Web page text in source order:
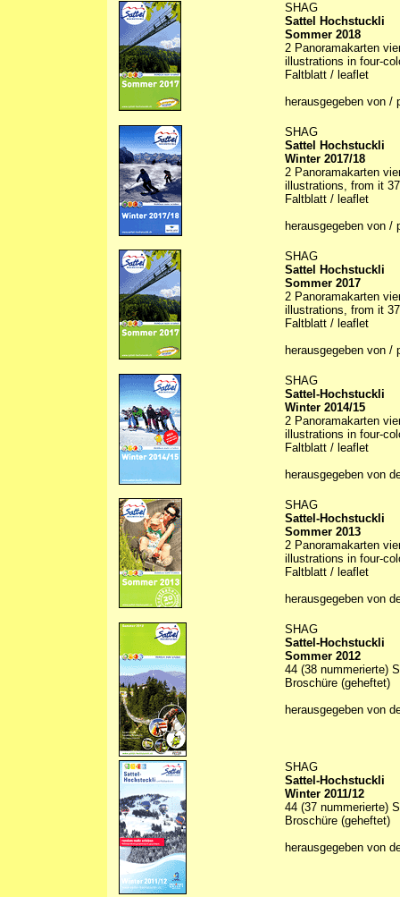
SHAG
Sattel Hochstuckli
Sommer 2018
2 Panoramakarten
illustrations in four-
Faltblatt / leaflet
herausgegeben von /
SHAG
Sattel Hochstuckli
Winter 2017/18
2 Panoramakarten
illustrations, from it
Faltblatt / leaflet
herausgegeben von /
SHAG
Sattel Hochstuckli
Sommer 2017
2 Panoramakarten
illustrations, from it
Faltblatt / leaflet
herausgegeben von /
SHAG
Sattel-Hochstuckli
Winter 2014/15
2 Panoramakarten
illustrations in four-
Faltblatt / leaflet
herausgegeben von
SHAG
Sattel-Hochstuckli
Sommer 2013
2 Panoramakarten
illustrations in four-
Faltblatt / leaflet
herausgegeben von
SHAG
Sattel-Hochstuckli
Sommer 2012
44 (38 nummerierte)
Broschüre (geheftet)
herausgegeben von
SHAG
Sattel-Hochstuckli
Winter 2011/12
44 (37 nummerierte)
Broschüre (geheftet)
herausgegeben von